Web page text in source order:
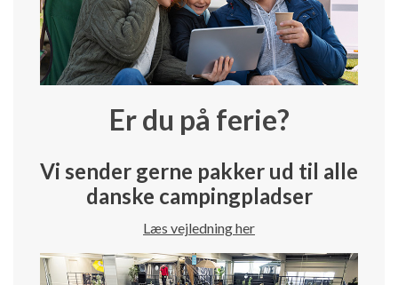
Er du på ferie?
Vi sender gerne pakker ud til alle
danske campingpladser
Læs vejledning her